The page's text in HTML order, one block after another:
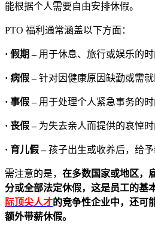
能根据个人需要自由安排休假。
PTO 福利通常涵盖以下方面：
· 假期 – 用于休息、旅行或娱乐的时
· 病假 –针对因健康原因缺勤或需
· 事假 – 用于处理个人紧急事务的时
· 丧假 – 为失去亲人而提供的哀悼时
· 育儿假 –孩子出生或收养后，给
需注意的是， 在多数国家或地区，
分或全部法定休假，这是员工的基
际顶尖人才的竞争性企业中，还可
额外带薪休假。